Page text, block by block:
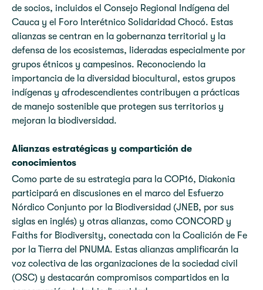
de socios, incluidos el Consejo Regional Indígena del
Cauca y el Foro Interétnico Solidaridad Chocó. Estas
alianzas se centran en la gobernanza territorial y la
defensa de los ecosistemas, lideradas especialmente por
grupos étnicos y campesinos. Reconociendo la
importancia de la diversidad biocultural, estos grupos
indígenas y afrodescendientes contribuyen a prácticas
de manejo sostenible que protegen sus territorios y
mejoran la biodiversidad.
Alianzas estratégicas y compartición de
conocimientos
Como parte de su estrategia para la COP16, Diakonia
participará en discusiones en el marco del Esfuerzo
Nórdico Conjunto por la Biodiversidad (JNEB, por sus
siglas en inglés) y otras alianzas, como CONCORD y
Faiths for Biodiversity, conectada con la Coalición de Fe
por la Tierra del PNUMA. Estas alianzas amplificarán la
voz colectiva de las organizaciones de la sociedad civil
(OSC) y destacarán compromisos compartidos en la